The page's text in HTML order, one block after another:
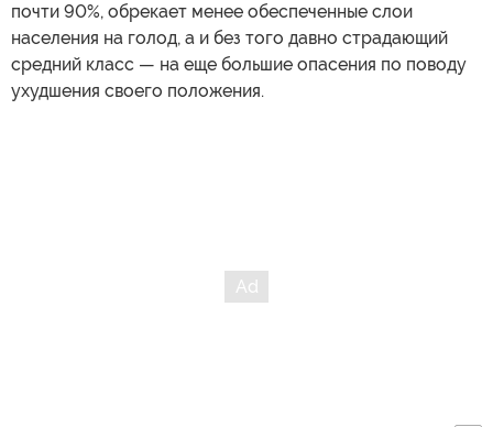
почти 90%, обрекает менее обеспеченные слои
населения на голод, а и без того давно страдающий
средний класс — на еще большие опасения по поводу
ухудшения своего положения.